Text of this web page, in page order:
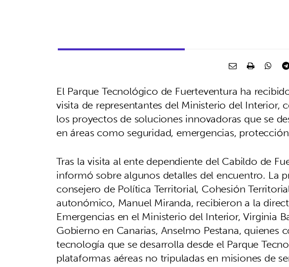
El Parque Tecnológico de Fuerteventura ha
visita de representantes del Ministerio del Interior,
los proyectos de soluciones innovadoras que se
en áreas como seguridad, emergencias,
Tras la visita al ente dependiente del Cabildo de
informó sobre algunos detalles del encuentro. La
consejero de Política Territorial, Cohesión
autonómico, Manuel Miranda, recibieron a la
Emergencias en el Ministerio del Interior, Virginia
Gobierno en Canarias, Anselmo Pestana,
tecnología que se desarrolla desde el Parque
plataformas aéreas no tripuladas en misiones de